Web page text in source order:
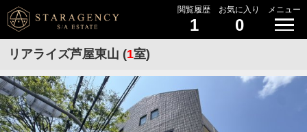
閲覧履歴
1
お気に入り
0
メニュー
リアライズ芦屋東山 (1室)